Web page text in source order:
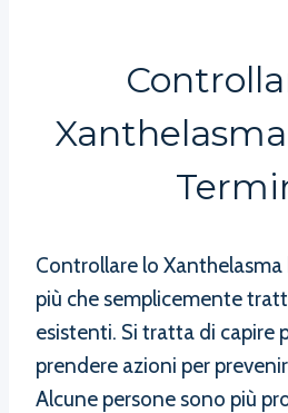
Controllare lo Xanthelasma
più che semplicemente
esistenti. Si tratta di capire
prendere azioni per
Alcune persone sono più